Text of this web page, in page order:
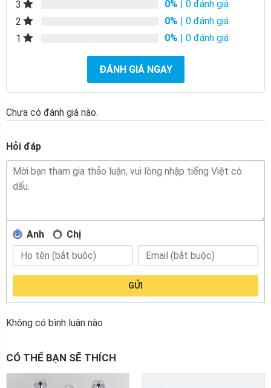
3
0% | 0 đánh giá
2
0% | 0 đánh giá
1
0% | 0 đánh giá
ĐÁNH GIÁ NGAY
Chưa có đánh giá nào.
Hỏi đáp
Anh Chị
GỬI
Không có bình luận nào
CÓ THỂ BẠN SẼ THÍCH